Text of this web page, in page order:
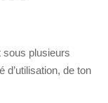
sous plusieurs
d’utilisation, de ton